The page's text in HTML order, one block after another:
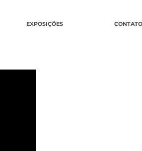
EXPOSIÇÕES CONTATO